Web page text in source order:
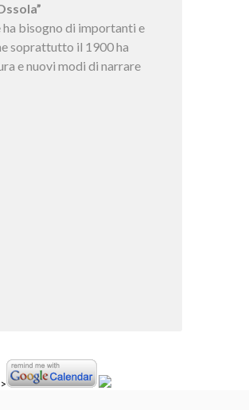
bisogno di importanti e
soprattutto il 1900 ha
e nuovi modi di narrare